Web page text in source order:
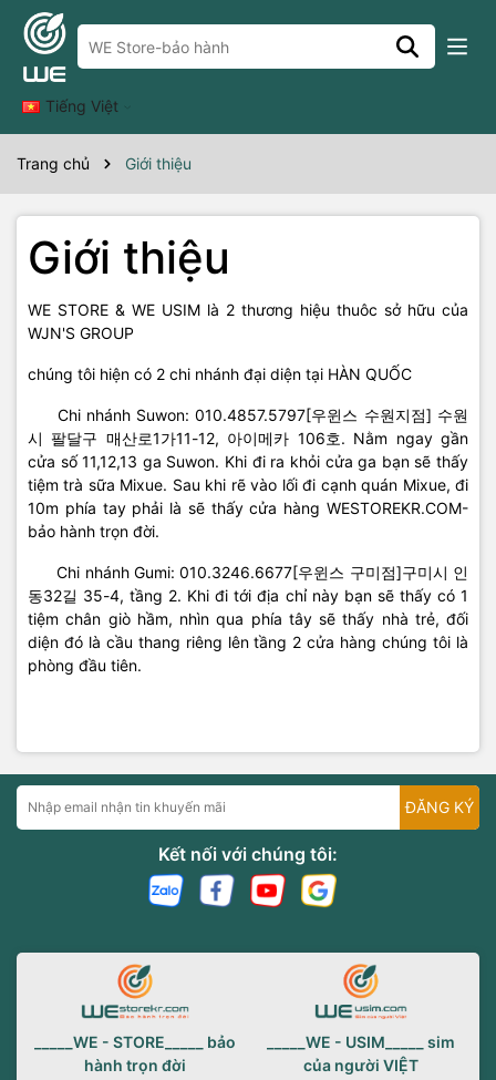
Tiếng Việt
Trang chủ Giới thiệu
Giới thiệu
WE STORE & WE USIM là 2 thương hiệu thuôc sở hữu của
WJN'S GROUP
chúng tôi hiện có 2 chi nhánh đại diện tại HÀN QUỐC
Chi nhánh Suwon: 010.4857.5797[우윈스 수원지점] 수원
시 팔달구 매산로1가11-12, 아이메카 106호. Nằm ngay gần
cửa số 11,12,13 ga Suwon. Khi đi ra khỏi cửa ga bạn sẽ thấy
tiệm trà sữa Mixue. Sau khi rẽ vào lối đi cạnh quán Mixue, đi
10m phía tay phải là sẽ thấy cửa hàng WESTOREKR.COM-
bảo hành trọn đời.
Chi nhánh Gumi: 010.3246.6677[우윈스 구미점]구미시 인
동32길 35-4, tầng 2. Khi đi tới địa chỉ này bạn sẽ thấy có 1
tiệm chân giò hầm, nhìn qua phía tây sẽ thấy nhà trẻ, đối
diện đó là cầu thang riêng lên tầng 2 cửa hàng chúng tôi là
phòng đầu tiên.
ĐĂNG KÝ
Kết nối với chúng tôi:
_____WE - STORE_____ bảo
hành trọn đời
_____WE - USIM_____ sim
của người VIỆT